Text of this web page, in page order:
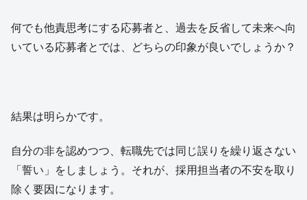
何でも他責思考にする応募者と、過去を反省して未来へ向
いている応募者とでは、どちらの印象が良いでしょうか？
結果は明らかです。
自分の非を認めつつ、転職先では同じ誤りを繰り返さない
「誓い」をしましょう。それが、採用担当者の不安を取り
除く要因になります。